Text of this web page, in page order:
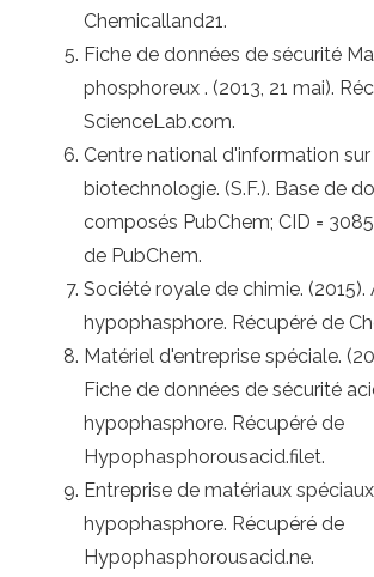
Chemicalland21.
Fiche de données de sécurité
phosphoreux . (2013, 21 mai).
ScienceLab.com.
Centre national d'information sur
biotechnologie. (S.F.). Base de
composés PubChem; CID =
de PubChem.
Société royale de chimie. (2015).
hypophasphore. Récupéré de
Matériel d'entreprise spéciale.
Fiche de données de sécurité
hypophasphore. Récupéré de
Hypophasphorousacid.filet.
Entreprise de matériaux
hypophasphore. Récupéré de
Hypophasphorousacid.ne.